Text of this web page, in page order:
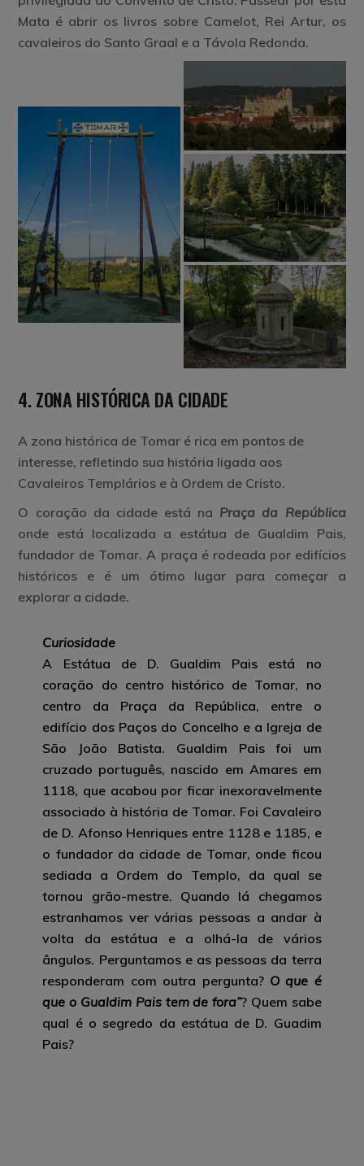
Mata é abrir os livros sobre Camelot, Rei Artur, os
cavaleiros do Santo Graal e a Távola Redonda.
4. ZONA HISTÓRICA DA CIDADE
A zona histórica de Tomar é rica em pontos de
interesse, refletindo sua história ligada aos
Cavaleiros Templários e à Ordem de Cristo.
O coração da cidade está na Praça da República
onde está localizada a estátua de Gualdim Pais,
fundador de Tomar. A praça é rodeada por edifícios
históricos e é um ótimo lugar para começar a
explorar a cidade.
Curiosidade
A Estátua de D. Gualdim Pais está no
coração do centro histórico de Tomar, no
centro da Praça da República, entre o
edifício dos Paços do Concelho e a Igreja de
São João Batista. Gualdim Pais foi um
cruzado português, nascido em Amares em
1118, que acabou por ficar inexoravelmente
associado à história de Tomar. Foi Cavaleiro
de D. Afonso Henriques entre 1128 e 1185, e
o fundador da cidade de Tomar, onde ficou
sediada a Ordem do Templo, da qual se
tornou grão-mestre. Quando lá chegamos
estranhamos ver várias pessoas a andar à
volta da estátua e a olhá-la de vários
ângulos. Perguntamos e as pessoas da terra
responderam com outra pergunta? O que é
que o Gualdim Pais tem de fora”? Quem sabe
qual é o segredo da estátua de D. Guadim
Pais?